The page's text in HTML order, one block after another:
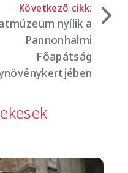
Következő cikk:
nyílik a
Pannonhalmi
Főapátság